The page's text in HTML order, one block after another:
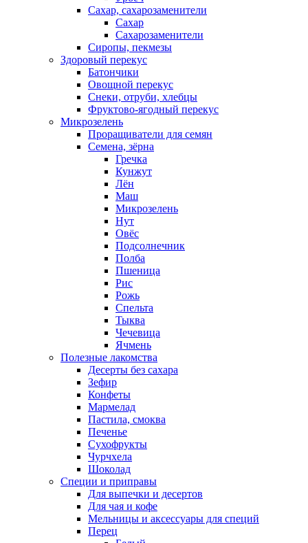
Сахар, сахарозаменители
Сахар
Сахарозаменители
Сиропы, пекмезы
Здоровый перекус
Батончики
Овощной перекус
Снеки, отруби, хлебцы
Фруктово-ягодный перекус
Микрозелень
Проращиватели для семян
Семена, зёрна
Гречка
Кунжут
Лён
Маш
Микрозелень
Нут
Овёс
Подсолнечник
Полба
Пшеница
Рис
Рожь
Спельта
Тыква
Чечевица
Ячмень
Полезные лакомства
Десерты без сахара
Зефир
Конфеты
Мармелад
Пастила, смоква
Печенье
Сухофрукты
Чурчхела
Шоколад
Специи и приправы
Для выпечки и десертов
Для чая и кофе
Мельницы и аксессуары для специй
Перец